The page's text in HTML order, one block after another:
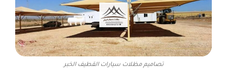
تصاميم مظلات سيارات القطيف الخبر